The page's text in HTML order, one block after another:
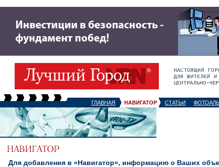
ГЛАВНАЯ НАВИГАТОР СТАТЬИ
Для добавления в «Навигатор», информацию о Ваших